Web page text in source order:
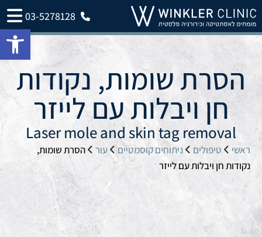
03-5278128
הסרת שומות, נקודות
חן ויבלות עם לייזר
Laser mole and skin tag removal
ראשי טיפולים ניתוחים קוסמטיים עור
הסרת שומות,
נקודות חן ויבלות עם לייזר